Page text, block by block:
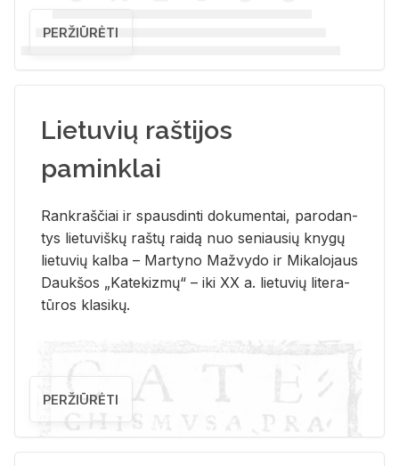
PERŽIŪRĖTI
Lietuvių raštijos
paminklai
Rank­raš­čiai ir spaus­din­ti do­ku­men­tai, pa­ro­dan­
tys lie­tu­viš­kų raš­tų rai­dą nuo se­niau­sių kny­gų
lie­tu­vių kal­ba – Mar­ty­no Ma­žvy­do ir Mi­ka­lo­jaus
Dauk­šos „Ka­te­kiz­mų“ – iki XX a. lie­tu­vių li­te­ra­
tū­ros kla­si­kų.
PERŽIŪRĖTI